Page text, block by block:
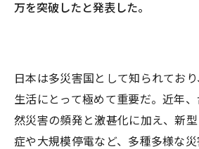
万を突破したと発表した。
日本は多災害国として知られてお
生活にとって極めて重要だ。近年
然災害の頻発と激甚化に加え、新
症や大規模停電など、多種多様な